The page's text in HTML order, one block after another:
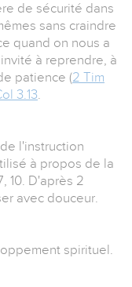
de sécurité dans
sans craindre
quand on nous a
à reprendre, à
patience (2 Tim
3.13.
l'instruction
à propos de la
10. D'après 2
avec douceur.
spirituel.